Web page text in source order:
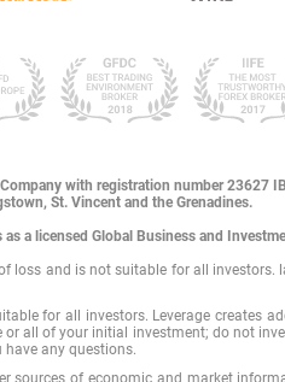
with registration number 23627
St. Vincent and the Grenadines.
a licensed Global Business and
loss and is not suitable for all
for all investors. Leverage creates
all of your initial investment; do not
any questions.
sources of economic and market